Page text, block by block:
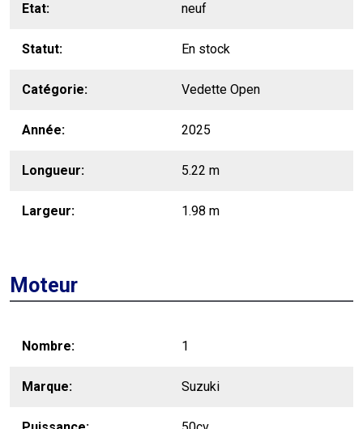
Etat neuf
Statut En stock
Catégorie Vedette Open
Année 2025
Longueur 5.22 m
Largeur 1.98 m
Moteur
Nombre 1
Marque Suzuki